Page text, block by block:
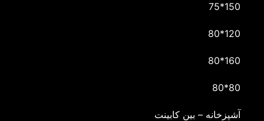
150*75
120*80
160*80
80*80
آشپزخانه – بین کابینت